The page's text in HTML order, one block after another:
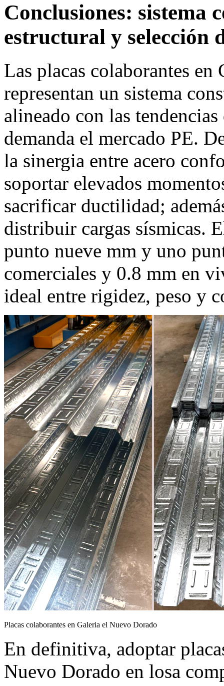
Conclusiones: sistema
estructural y selección
Las placas colaborantes
representan un sistema
alineado con las
demanda el mercado PE.
la sinergia entre acero
soportar elevados
sacrificar ductilidad;
distribuir cargas sísmicas.
punto nueve mm y uno
comerciales y 0.8 mm en
ideal entre rigidez, peso y
Placas colaborantes en Galeria el Nuevo Dorado
En definitiva, adoptar
Nuevo Dorado en losa